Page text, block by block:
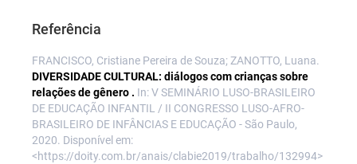
Referência
FRANCISCO, Cristiane Pereira de Souza; ZANOTTO, Luana.
DIVERSIDADE CULTURAL: diálogos com crianças sobre
relações de gênero . In: V SEMINÁRIO LUSO-BRASILEIRO
DE EDUCAÇÃO INFANTIL / II CONGRESSO LUSO-AFRO-
BRASILEIRO DE INFÂNCIAS E EDUCAÇÃO - São Paulo,
2020. Disponível em:
<https://doity.com.br/anais/clabie2019/trabalho/132994>